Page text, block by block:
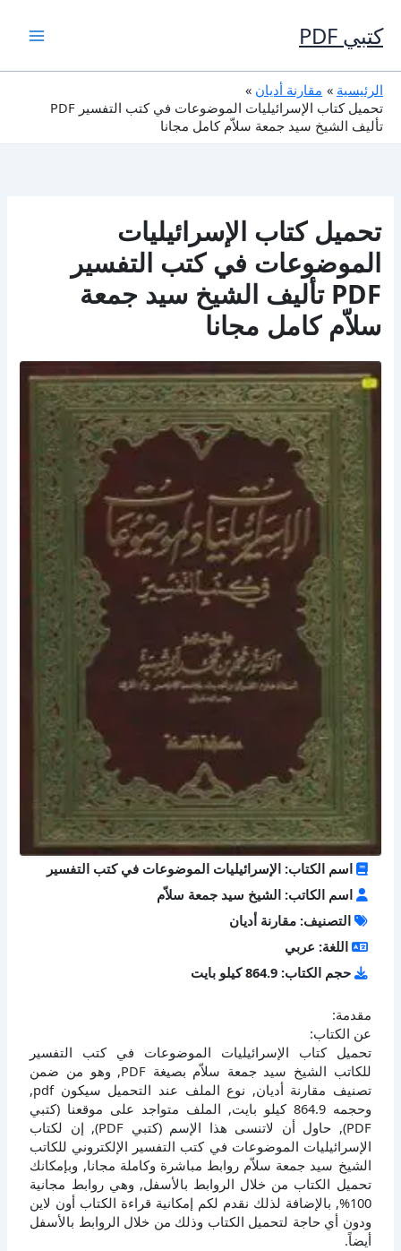
إلى
المحتوى
كتبي PDF
الرئيسية
مقارنة أديان
تحميل كتاب الإسرائيليات الموضوعات في كتب التفسير PDF
تأليف الشيخ سيد جمعة سلاّم كامل مجانا
تحميل كتاب الإسرائيليات
الموضوعات في كتب التفسير
PDF تأليف الشيخ سيد جمعة
سلاّم كامل مجانا
اسم الكتاب: الإسرائيليات الموضوعات في كتب التفسير
اسم الكاتب: الشيخ سيد جمعة سلاّم
التصنيف: مقارنة أديان
اللغة: عربي
حجم الكتاب: 864.9 كيلو بايت
مقدمة:
عن الكتاب:
تحميل كتاب الإسرائيليات الموضوعات في كتب التفسير
للكاتب الشيخ سيد جمعة سلاّم بصيغة PDF, وهو من ضمن
تصنيف مقارنة أديان, نوع الملف عند التحميل سيكون pdf,
وحجمه 864.9 كيلو بايت, الملف متواجد على موقعنا (كتبي
PDF), حاول أن لاتنسى هذا الإسم (كتبي PDF), إن لكتاب
الإسرائيليات الموضوعات في كتب التفسير الإلكتروني للكاتب
الشيخ سيد جمعة سلاّم روابط مباشرة وكاملة مجانا, وبإمكانك
تحميل الكتاب من خلال الروابط بالأسفل, وهي روابط مجانية
100%, بالإضافة لذلك نقدم لكم إمكانية قراءة الكتاب أون لاين
ودون أي حاجة لتحميل الكتاب وذلك من خلال الروابط بالأسفل
أيضاً.